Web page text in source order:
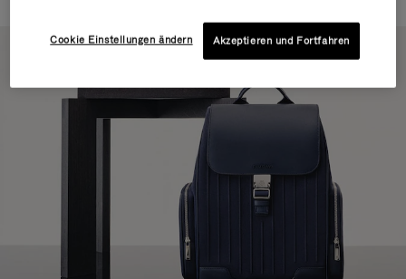
Cookie Einstellungen ändern Akzeptieren und Fortfahren